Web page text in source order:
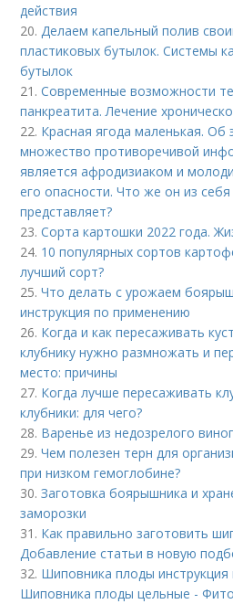
действия
20.Делаем капельный полив
пластиковых бутылок. Системы
бутылок
21.Современные возможности
панкреатита. Лечение
22. Красная ягода маленькая. Об
множество противоречивой
является афродизиаком и
его опасности. Что же он из
представляет?
23.Сорта картошки 2022 года.
24. 10 популярных сортов
лучший сорт?
25.Что делать с урожаем
инструкция по применению
26. Когда и как пересаживать
клубнику нужно размножать и
место: причины
27. Когда лучше пересаживать
клубники: для чего?
28. Варенье из недозрелого
29.Чем полезен терн для
при низком гемоглобине?
30.Заготовка боярышника и
заморозки
31. Как правильно заготовить
Добавление статьи в новую
32. Шиповника плоды
Шиповника плоды цельные -